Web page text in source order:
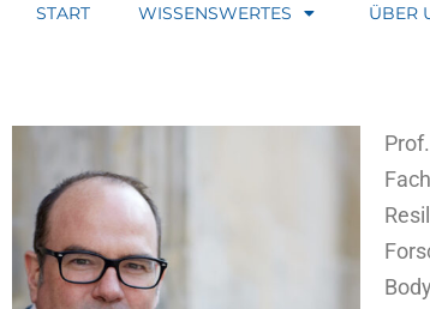
START WISSENSWERTES ÜBER